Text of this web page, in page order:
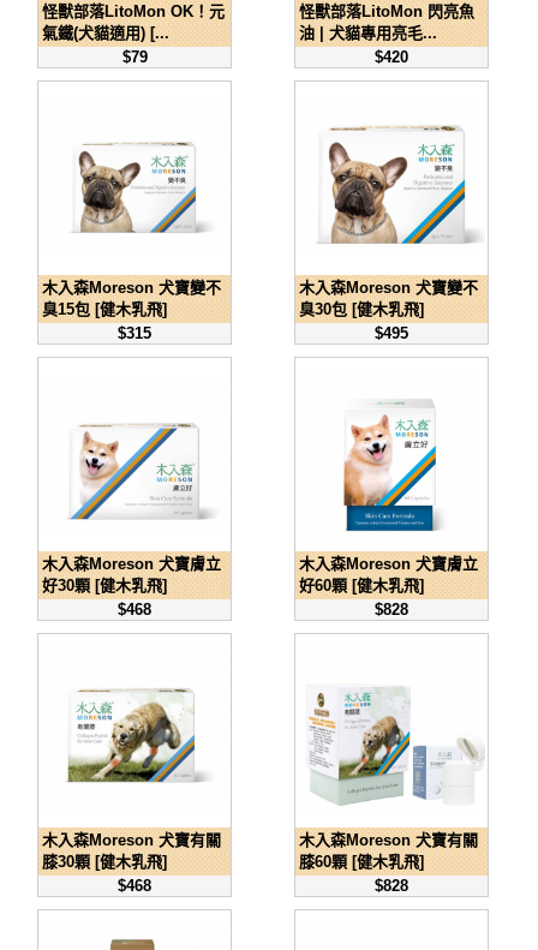
怪獸部落LitoMon OK！元
氣鐵(犬貓適用) [...
$79
怪獸部落LitoMon 閃亮魚
油 | 犬貓專用亮毛...
$420
木入森Moreson 犬寶變不
臭15包 [健木乳飛]
$315
木入森Moreson 犬寶變不
臭30包 [健木乳飛]
$495
木入森Moreson 犬寶膚立
好30顆 [健木乳飛]
$468
木入森Moreson 犬寶膚立
好60顆 [健木乳飛]
$828
木入森Moreson 犬寶有關
膝30顆 [健木乳飛]
$468
木入森Moreson 犬寶有關
膝60顆 [健木乳飛]
$828